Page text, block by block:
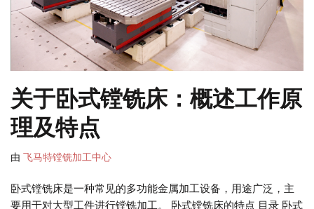
关于卧式镗铣床：概述工作原
理及特点
由 飞马特镗铣加工中心
卧式镗铣床是一种常见的多功能金属加工设备，用途广泛，主
要用于对大型工件进行镗铣加工。 卧式镗铣床的特点 目录 卧式